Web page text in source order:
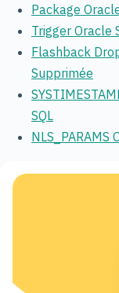
Package
Trigger Oracle
Flashback
Supprimée
SQL